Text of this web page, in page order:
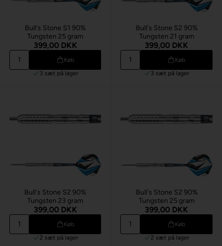
Bull's Stone S1 90%
Tungsten 25 gram
399,00 DKK
Køb
3 sæt på lager
Bull's Stone S2 90%
Tungsten 21 gram
399,00 DKK
Køb
3 sæt på lager
Bull's Stone S2 90%
Tungsten 23 gram
399,00 DKK
Køb
2 sæt på lager
Bull's Stone S2 90%
Tungsten 25 gram
399,00 DKK
Køb
2 sæt på lager